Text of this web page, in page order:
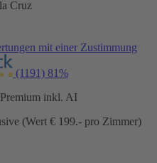
Cruz
mit einer Zustimmung
(1191) 81%
inkl. AI
(Wert € 199.- pro Zimmer)